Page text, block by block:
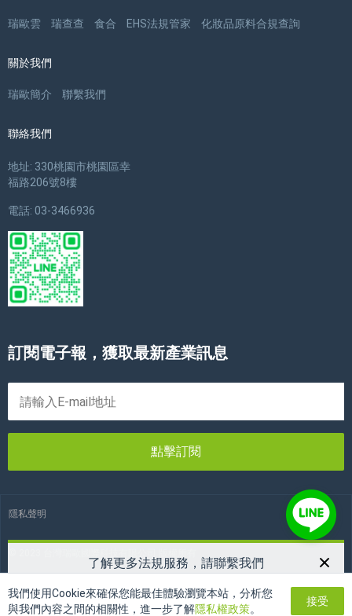
了解更多法規服務，請聯繫我們
電話： 03-3466936
郵箱： twreach24h@reach24h.com
瑞歐雲 瑞查查 食合 EHS法規管家 化妝品原料合規查詢
關於我們
瑞歐簡介 聯繫我們
聯絡我們
地址: 330桃園市桃園區幸
福路206號8樓
電話: 03-3466936
訂閱電子報，獲取最新產業訊息
點擊訂閱
隱私聲明
我們使用Cookie來確保您能最佳體驗瀏覽本站，分析您
與我們內容之間的相關性，進一步了解隱私權政策。
接受